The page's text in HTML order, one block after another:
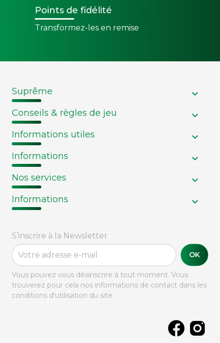
Points de fidélité
Transformez-les en remise
Suprême
Conseils & règles de jeu
Informations utiles
Informations
Nos services
Informations
S’inscrire à la Newsletter
OK
Vous pouvez vous désinscrire à tout moment. Vous
trouverez pour cela nos informations de contact dans les
conditions d'utilisation du site.